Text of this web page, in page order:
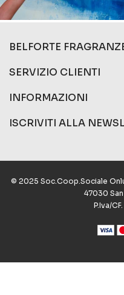
BELFORTE
SERVIZIO CLIENTI
INFORMAZIONI
ISCRIVITI ALLA
© 2025 Soc.Coop.Sociale
47030
P.Iva/